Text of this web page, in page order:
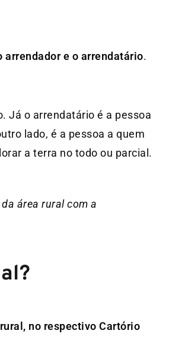
arrendador e o arrendatário.
Já o arrendatário é a pessoa
lado, é a pessoa a quem
a terra no todo ou parcial.
área rural com a
no respectivo Cartório